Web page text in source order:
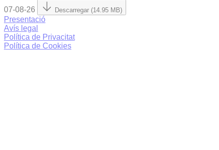
07-08-26 Descarregar (14.95 MB)
Presentació
Avís legal
Política de Privacitat
Política de Cookies